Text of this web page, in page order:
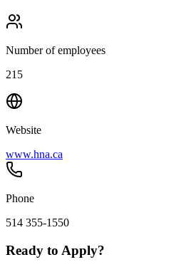
Number of employees
215
Website
www.hna.ca
Phone
514 355-1550
Ready to Apply?